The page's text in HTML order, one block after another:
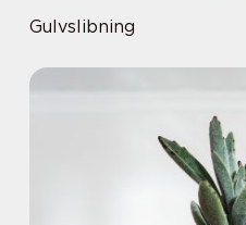
Gulvslibning